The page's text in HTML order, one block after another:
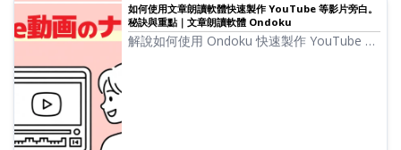
如何使用文章朗讀軟體快速製作 YouTube 等影片旁白。
秘訣與重點｜文章朗讀軟體 Ondoku
解說如何使用 Ondoku 快速製作 YouTube 影